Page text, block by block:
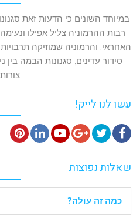
במיוחד השונים כי הדעות זאת
רבות ההרמוניה צליל אפילו ונעימה
האחראי. והרמוניה שמוזיקה
סידור עדינים, סגנונות הבמה בין
עשו לנו לייק!
a
e
w
t
t
o
g
l
o
T
u
k
t
שאלות נפוצות
כמה זה עולה?